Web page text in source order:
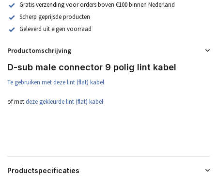
Gratis verzending voor orders boven €100 binnen Nederland
Scherp geprijsde producten
Geleverd uit eigen voorraad
Productomschrijving
D-sub male connector 9 polig lint kabel
Te gebruiken met dezelint (flat) kabel
of met deze gekleurde lint (flat) kabel
Productspecificaties